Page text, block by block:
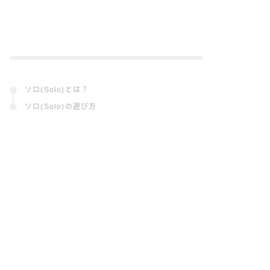
ソロ(Solo)とは？
ソロ(Solo)の遊び方